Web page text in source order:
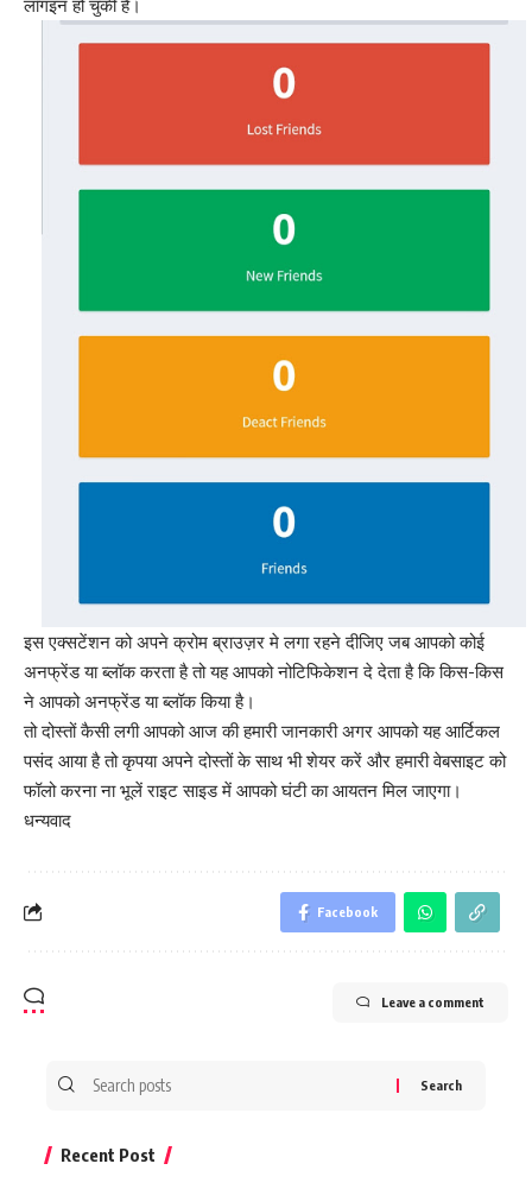
लॉगइन हो चुकी है।
इस एक्सटेंशन को अपने क्रोम ब्राउज़र मे लगा रहने दीजिए जब आपको कोई
अनफ्रेंड या ब्लॉक करता है तो यह आपको नोटिफिकेशन दे देता है कि किस-किस
ने आपको अनफ्रेंड या ब्लॉक किया है।
तो दोस्तों कैसी लगी आपको आज की हमारी जानकारी अगर आपको यह आर्टिकल
पसंद आया है तो कृपया अपने दोस्तों के साथ भी शेयर करें और हमारी वेबसाइट को
फॉलो करना ना भूलें राइट साइड में आपको घंटी का आयतन मिल जाएगा।
धन्यवाद
Facebook
Leave a comment
Search
Recent Post